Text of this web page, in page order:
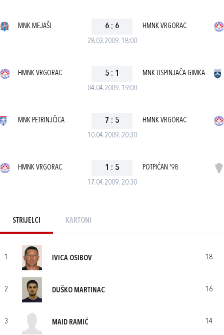
28.03.2009. 18:00
MNK MEJAŠI 6 : 6 HMNK VRGORAC
04.04.2009. 19:00
HMNK VRGORAC 5 : 1 MNK USPINJAČA GIMKA
10.04.2009. 20:30
MNK PETRINJČICA 7 : 5 HMNK VRGORAC
17.04.2009. 20:30
HMNK VRGORAC 1 : 5 POTPIĆAN '98
STRIJELCI KARTONI
1 IVICA OSIBOV 18
2 DUŠKO MARTINAC 16
3 MAID RAMIĆ 14